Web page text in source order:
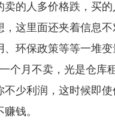
卖的人多价格跌，买
，这里面还夹着信息
、环保政策等等一堆
个月不卖，光是仓库
少利润，这时候即使
钱。